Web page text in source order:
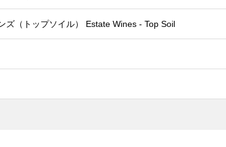
ズ（トップソイル） Estate Wines - Top Soil